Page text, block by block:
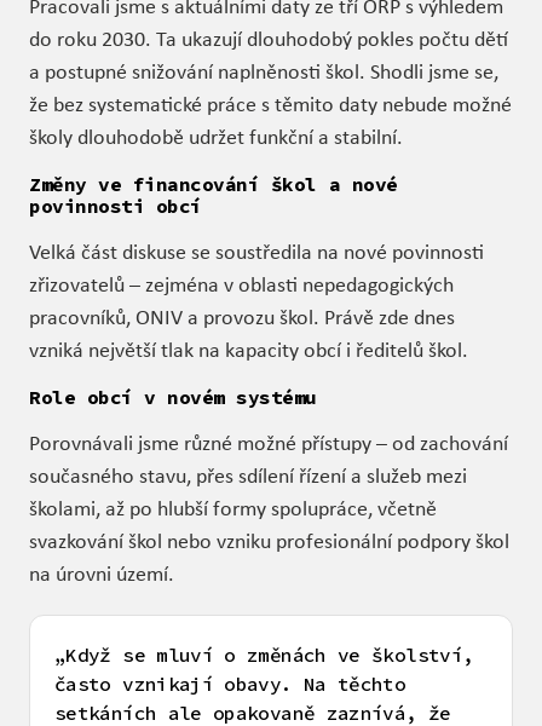
Pracovali jsme s aktuálními daty ze tří ORP s výhledem
do roku 2030. Ta ukazují dlouhodobý pokles počtu dětí
a postupné snižování naplněnosti škol. Shodli jsme se,
že bez systematické práce s těmito daty nebude možné
školy dlouhodobě udržet funkční a stabilní.
Změny ve financování škol a nové
povinnosti obcí
Velká část diskuse se soustředila na nové povinnosti
zřizovatelů – zejména v oblasti nepedagogických
pracovníků, ONIV a provozu škol. Právě zde dnes
vzniká největší tlak na kapacity obcí i ředitelů škol.
Role obcí v novém systému
Porovnávali jsme různé možné přístupy – od zachování
současného stavu, přes sdílení řízení a služeb mezi
školami, až po hlubší formy spolupráce, včetně
svazkování škol nebo vzniku profesionální podpory škol
na úrovni území.
„Když se mluví o změnách ve školství,
často vznikají obavy. Na těchto
setkáních ale opakovaně zaznívá, že